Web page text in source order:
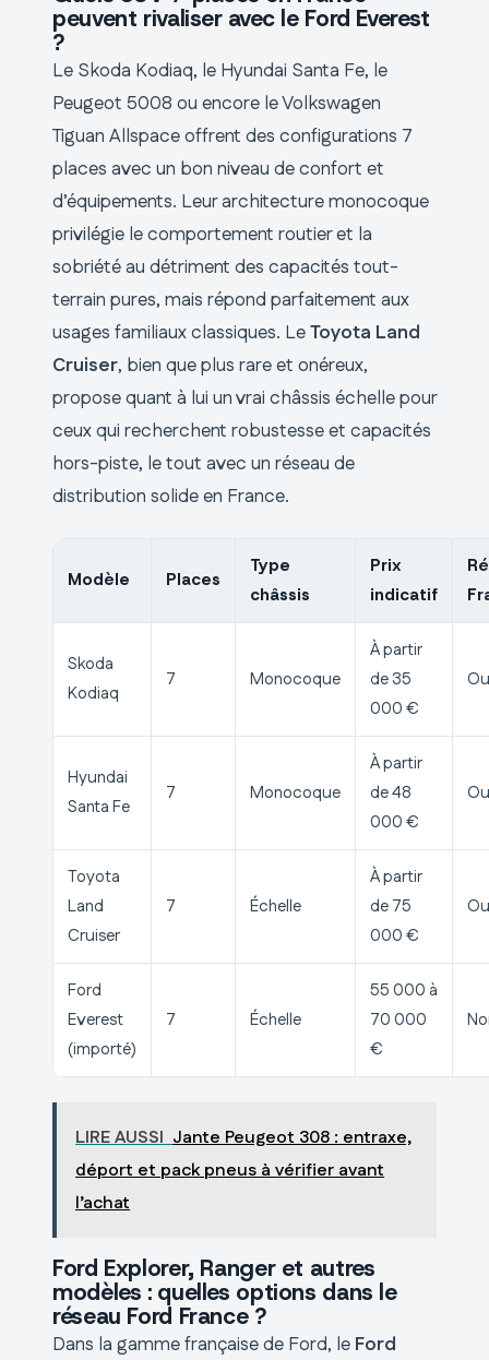
peuvent rivaliser avec le Ford Everest
?
Le Skoda Kodiaq, le Hyundai Santa Fe, le
Peugeot 5008 ou encore le Volkswagen
Tiguan Allspace offrent des configurations 7
places avec un bon niveau de confort et
d’équipements. Leur architecture monocoque
privilégie le comportement routier et la
sobriété au détriment des capacités tout-
terrain pures, mais répond parfaitement aux
usages familiaux classiques. LeToyota Land
Cruiser, bien que plus rare et onéreux,
propose quant à lui un vrai châssis échelle pour
ceux qui recherchent robustesse et capacités
hors-piste, le tout avec un réseau de
distribution solide en France.
Modèle Places
Type
châssis
Prix
indicatif
Skoda
Kodiaq
7 Monocoque
À partir
de 35
000 €
Hyundai
Santa Fe
7 Monocoque
À partir
de 48
000 €
Toyota
Land
Cruiser
7 Échelle
À partir
de 75
000 €
Ford
Everest
(importé)
7 Échelle
55 000 à
70 000
€
LIRE AUSSI Jante Peugeot 308 : entraxe,
déport et pack pneus à vérifier avant
l’achat
Ford Explorer, Ranger et autres
modèles : quelles options dans le
réseau Ford France ?
Dans la gamme française de Ford, le Ford